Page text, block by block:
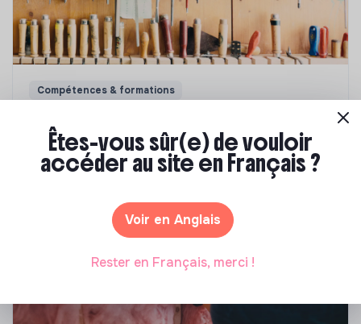
Compétences & formations
Marianne Roussel•09 janvier 2024
Êtes-vous sûr(e) de vouloir
accéder au site en Français ?
Voir en Anglais
Rester en Français, merci !